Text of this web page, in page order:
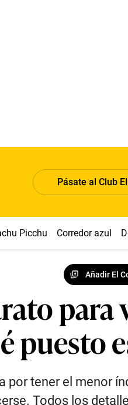
Pásate al Club
Picchu Corredor azul
Añadir El
para
puesto
por tener el menor
Todos los